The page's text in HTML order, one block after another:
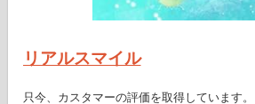
リアルスマイル
只今、カスタマーの評価を取得しています。